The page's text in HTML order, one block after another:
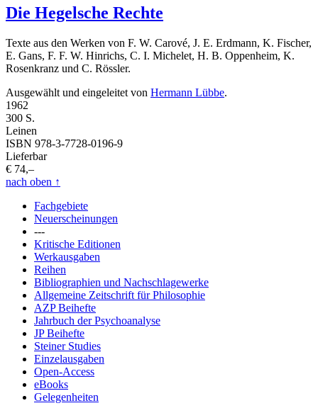
Die Hegelsche Rechte
Texte aus den Werken von F. W. Carové, J. E. Erdmann, K. Fischer,
E. Gans, F. F. W. Hinrichs, C. I. Michelet, H. B. Oppenheim, K.
Rosenkranz und C. Rössler.
Ausgewählt und eingeleitet von Hermann Lübbe.
1962
300 S.
Leinen
ISBN 978-3-7728-0196-9
Lieferbar
€ 74,–
nach oben ↑
Fachgebiete
Neuerscheinungen
---
Kritische Editionen
Werkausgaben
Reihen
Bibliographien und Nachschlagewerke
Allgemeine Zeitschrift für Philosophie
AZP Beihefte
Jahrbuch der Psychoanalyse
JP Beihefte
Steiner Studies
Einzelausgaben
Open-Access
eBooks
Gelegenheiten